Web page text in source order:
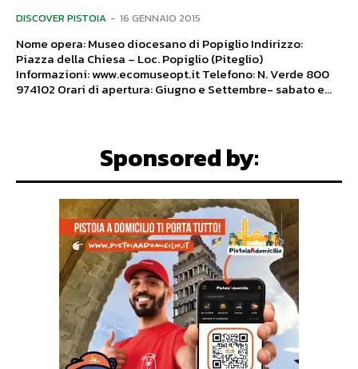
DISCOVER PISTOIA - 16 GENNAIO 2015
Nome opera: Museo diocesano di Popiglio Indirizzo:
Piazza della Chiesa – Loc. Popiglio (Piteglio)
Informazioni: www.ecomuseopt.it Telefono: N. Verde 800
974102 Orari di apertura: Giugno e Settembre- sabato e...
Sponsored by: